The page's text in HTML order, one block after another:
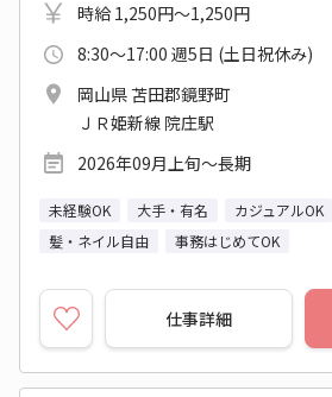
時給 1,250円～1,250円
8:30～17:00 週5日 (土日祝休み)
岡山県 苫田郡鏡野町
ＪＲ姫新線 院庄駅
2026年09月上旬～長期
未経験OK 大手・有名 カジュアルOK
髪・ネイル自由
事務はじめてOK
仕事詳細